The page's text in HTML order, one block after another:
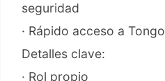
seguridad
· Rápido acceso a
Detalles clave:
· Rol propio